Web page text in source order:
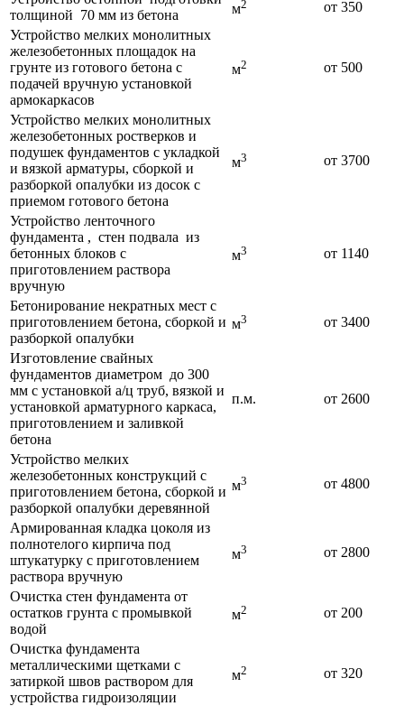
толщиной 70 мм из бетона
м2
от 350
Устройство мелких монолитных
железобетонных площадок на
грунте из готового бетона с
подачей вручную установкой
армокаркасов
м2 от 500
Устройство мелких монолитных
железобетонных ростверков и
подушек фундаментов с укладкой
и вязкой арматуры, сборкой и
разборкой опалубки из досок с
приемом готового бетона
м3 от 3700
Устройство ленточного
фундамента , стен подвала из
бетонных блоков с
приготовлением раствора
вручную
м3 от 1140
Бетонирование некратных мест с
приготовлением бетона, сборкой и
разборкой опалубки
м3 от 3400
Изготовление свайных
фундаментов диаметром до 300
мм с установкой а/ц труб, вязкой и
установкой арматурного каркаса,
приготовлением и заливкой
бетона
п.м. от 2600
Устройство мелких
железобетонных конструкций с
приготовлением бетона, сборкой и
разборкой опалубки деревянной
м3 от 4800
Армированная кладка цоколя из
полнотелого кирпича под
штукатурку с приготовлением
раствора вручную
м3 от 2800
Очистка стен фундамента от
остатков грунта с промывкой
водой
м2 от 200
Очистка фундамента
металлическими щетками с
затиркой швов раствором для
устройства гидроизоляции
м2 от 320